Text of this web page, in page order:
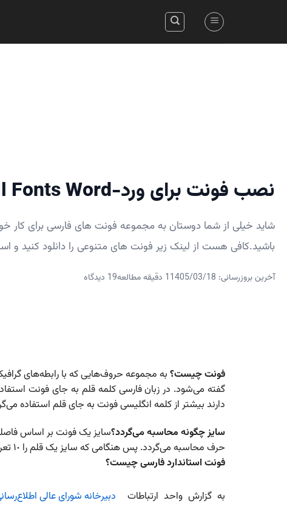
نصب فونت برای ورد-Install Fonts Word
شاید خیلی از شما دوستان به مجموعه فونت های فارسی برای کار
باشید.کافی هست از لینک زیر فونت های متنوعی را دانلود کنید و
آخرین بروزرسانی: 1405/03/18 1 دقیقه مطالعه 19 دیدگاه
فونت چیست؟ به مجموعه حروف‌هایی که با رابطه‌های
گفته می‌شود. در زبان فارسی کلمه قلم به جای فونت
دارند بیشتر از کلمه انگلیسی فونت به جای قلم استفاده
سایز چگونه محاسبه می‌گردد؟سایز یک فونت بر اساس
حرف محاسبه می‌گردد. پس هنگامی که سایز یک قلم را ١٠ تعریف می‌کنیم یعنی فاصله بین دو نقطه مذکور ١٠ نقطه می‌باشد.
فونت استاندارد فارسی چیست؟
به گزارش واحد ارتباطات دبیرخانه شورای عالی